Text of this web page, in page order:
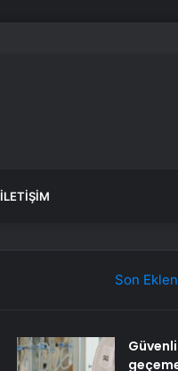
İLETIŞIM
Son